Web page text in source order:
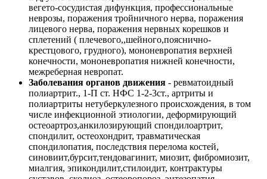
вегето-сосудистая дифункция, профессиональные
неврозы, поражения тройничного нерва, поражения
лицевого нерва, поражения нервных корешков и
сплетений ( плечевого,,шейного,пояснично-
крестцового, грудного), мононевропатия верхней
конечности, мононевропатия нижней конечности,
межреберная невропат.
Заболевания органов движения - ревматоидный
полиартрит., 1-П ст. НФС 1-2-3ст., артриты и
полиартриты нетуберкулезного происхождения, в том
числе инфекционной этиологии, деформирующий
остеоартроз,анкилозирующий спондилоартрит,
спондилит, остеохондрит, травматическая
спондилопатия, последствия перелома костей,
синовиит,бурсит,тендовагинит, миозит, фибромиозит,
миалгия, эпикондилит,стилоидит, контрактуры